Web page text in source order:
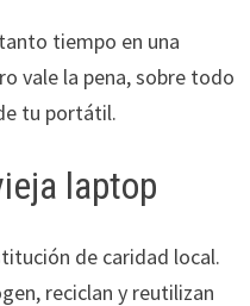
tiempo en una
vale la pena, sobre todo
tu portátil.
laptop
de caridad local.
reciclan y reutilizan